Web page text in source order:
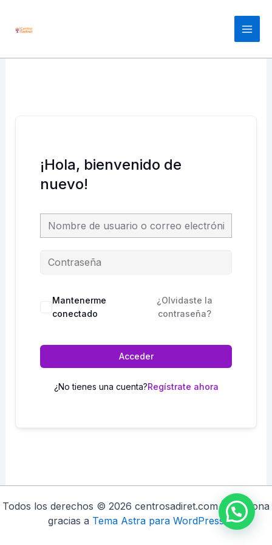
contenido
Main
¡Hola, bienvenido de
nuevo!
Mantenerme
conectado
¿Olvidaste la
contraseña?
Acceder
¿No tienes una cuenta?Regístrate ahora
Todos los derechos © 2026 centrosadiret.com | Funciona
gracias a Tema Astra para WordPress